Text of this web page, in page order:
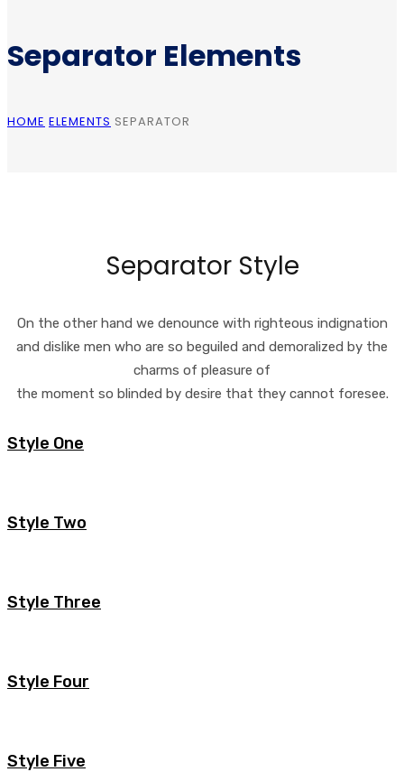
Separator Elements
HOME ELEMENTS SEPARATOR
Separator Style
On the other hand we denounce with righteous indignation
and dislike men who are so beguiled and demoralized by the
charms of pleasure of
the moment so blinded by desire that they cannot foresee.
Style One
Style Two
Style Three
Style Four
Style Five